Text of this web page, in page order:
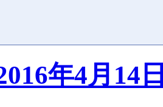
年4月14